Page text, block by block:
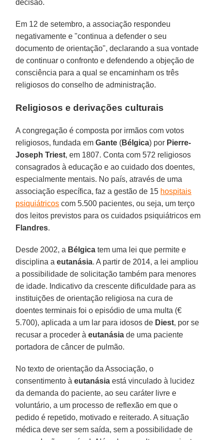
decisão.
Em 12 de setembro, a associação respondeu
negativamente e "continua a defender o seu
documento de orientação", declarando a sua vontade
de continuar o confronto e defendendo a objeção de
consciência para a qual se encaminham os três
religiosos do conselho de administração.
Religiosos e derivações culturais
A congregação é composta por irmãos com votos
religiosos, fundada emGante (Bélgica) por Pierre-
Joseph Triest, em 1807. Conta com 572 religiosos
consagrados à educação e ao cuidado dos doentes,
especialmente mentais. No país, através de uma
associação específica, faz a gestão de 15 hospitais
psiquiátricos com 5.500 pacientes, ou seja, um terço
dos leitos previstos para os cuidados psiquiátricos em
Flandres.
Desde 2002, a Bélgica tem uma lei que permite e
disciplina aeutanásia. A partir de 2014, a lei ampliou
a possibilidade de solicitação também para menores
de idade. Indicativo da crescente dificuldade para as
instituições de orientação religiosa na cura de
doentes terminais foi o episódio de uma multa (€
5.700), aplicada a um lar para idosos de Diest, por se
recusar a proceder àeutanásia de uma paciente
portadora de câncer de pulmão.
No texto de orientação da Associação, o
consentimento àeutanásia está vinculado à lucidez
da demanda do paciente, ao seu caráter livre e
voluntário, a um processo de reflexão em que o
pedido é repetido, motivado e reiterado. A situação
médica deve ser sem saída, sem a possibilidade de